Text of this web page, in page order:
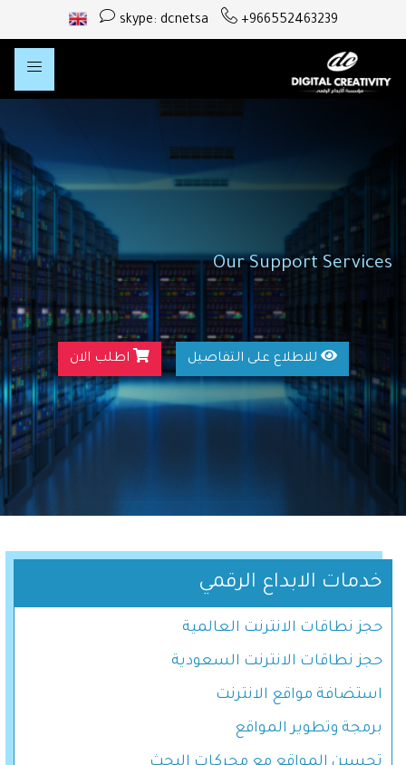
+966552463239
skype: dcnetsa
Our Support Services
للاطلاع على التفاصيل اطلب الان
خدمات الابداع الرقمي
حجز نطاقات الانترنت العالمية
حجز نطاقات الانترنت السعودية
استضافة مواقع الانترنت
برمجة وتطوير المواقع